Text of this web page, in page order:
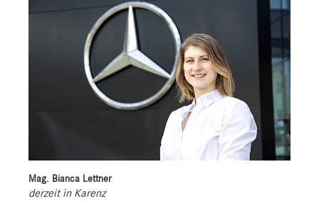
Mag. Bianca Lettner
derzeit in Karenz